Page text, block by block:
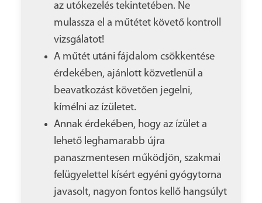
az utókezelés tekintetében. Ne
mulassza el a műtétet követő kontroll
vizsgálatot!
A műtét utáni fájdalom csökkentése
érdekében, ajánlott közvetlenül a
beavatkozást követően jegelni,
kímélni az ízületet.
Annak érdekében, hogy az ízület a
lehető leghamarabb újra
panaszmentesen működjön, szakmai
felügyelettel kísért egyéni gyógytorna
javasolt, nagyon fontos kellő hangsúlyt